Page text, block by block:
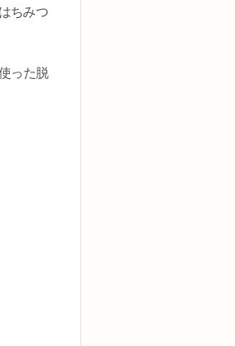
ちみつ
った脱